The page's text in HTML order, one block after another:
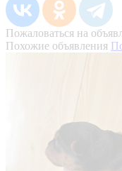
Пожаловаться на
Похожие объявления